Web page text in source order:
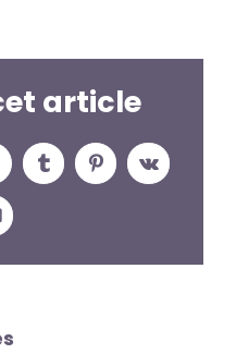
article
TumblrPinterestVk